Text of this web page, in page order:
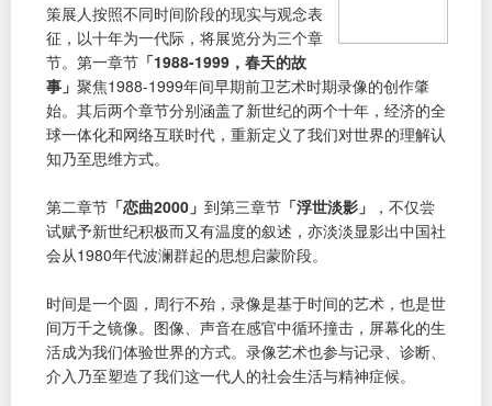
策展人按照不同时间阶段的现实与观念表
征，以十年为一代际，将展览分为三个章
节。第一章节 「1988-1999，春天的故
事」 聚焦1988-1999年间早期前卫艺术时期录像的创作肇
始。其后两个章节分别涵盖了新世纪的两个十年，经济的全
球一体化和网络互联时代，重新定义了我们对世界的理解认
知乃至思维方式。
第二章节 「恋曲2000」 到第三章节 「浮世淡影」
，不仅尝
试赋予新世纪积极而又有温度的叙述，亦淡淡显影出中国社
会从1980年代波澜群起的思想启蒙阶段。
时间是一个圆，周行不殆，录像是基于时间的艺术，也是世
间万千之镜像。图像、声音在感官中循环撞击，屏幕化的生
活成为我们体验世界的方式。录像艺术也参与记录、诊断、
介入乃至塑造了我们这一代人的社会生活与精神症候。